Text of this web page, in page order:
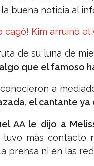
buena noticia al
cagó! Kim arruinó
de su luna de
que el famoso
a
el cantante ya
AA le dijo a
más contacto
prensa ni en las